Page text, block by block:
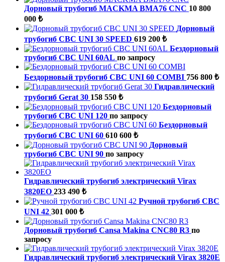
Дорновый трубогиб MACKMA BMA76 CNC 10 800
000 ₺
Дорновый
трубогиб CBC UNI 30 SPEED 619 200 ₺
Бездорновый
трубогиб CBC UNI 60АL по запросу
Бездорновый трубогиб CBC UNI 60 COMBI 756 800 ₺
Гидравлический
трубогиб Gerat 30 158 550 ₺
Бездорновый
трубогиб CBC UNI 120 по запросу
Бездорновый
трубогиб CBC UNI 60 610 600 ₺
Дорновый
трубогиб CBC UNI 90 по запросу
Гидравлический трубогиб электрический Virax
3820EO 233 490 ₺
Ручной трубогиб CBC
UNI 42 301 000 ₺
Дорновый трубогиб Cansa Makina CNC80 R3 по
запросу
Гидравлический трубогиб электрический Virax 3820E